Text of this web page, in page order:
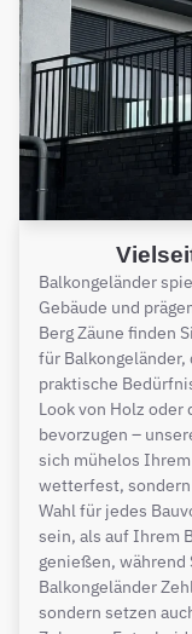
Balkongeländer
Gebäude und
Berg Zäune finden
für
praktische
Look von Holz oder
bevorzugen –
sich mühelos
wetterfest,
Wahl für jedes
sein, als auf Ihrem
genießen, während
Balkongeländer
sondern setzen